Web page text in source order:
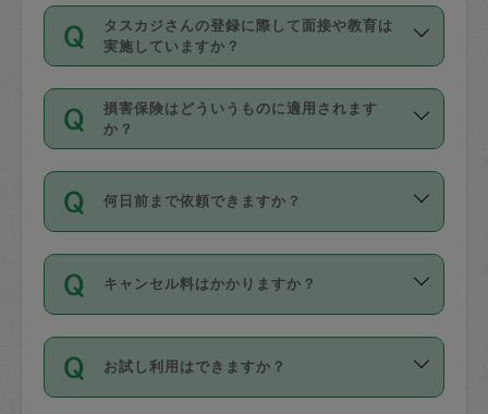
動計算で表示されます。
開始時間を２時間前後変更することが可
能です。依頼送信後、個別にタスカジさ
んにメッセージを送り調整してくださ
い。ただし、２時間を越えての調整はで
時間も被らない場合、損害保険の対象外
する前にタスカジさんのプロフィールで
確認してください。
基本的に、高所での作業や危険作業、屋
外での作業は対象外です。
主婦として長年の家事経験をお持ちの
方、栄養士・調理師といった資格者で保
育園や学校の給食やレストランで料理関
係の専門職に従事されていた方、日本で
すでにハウスキーパーや英語の先生とし
てお仕事をしているフィリピン出身の
社員など様々なバックグラウンドの方が
登録しています。
日本語も話せる方など様々です。
ールに記載していますので、各自の得意
タスカジさんの登録に際して面接や教育は
実施していますか？
応募の際に、各自事務局との面接と説明
を行っています。その後、身分証明書の
写真提出をしていただいています。外国
確認しています。タスカジさんトレーニ
ング動画を使ったセルフトレーニングの
現場トライアルを受け、合格したタスカ
ジさんが活動されています。
※テストセンターの講評は１件目のレビュ
損害保険はどういうものに適用されます
か？
依頼者とタスカジさんとの間でタスカジ
を通して成立した作業時間内での作業に
適用されます。作業範囲は、掃除、洗
です。作業中に物を壊したり、人にけが
をさせたりした場合が対象で、補償金額
す。
何日前まで依頼できますか？
ご依頼は、現在を起点に3日後（72時間
以降）の日時から受付可能となっていま
す。
タスカジさんへ「募集」をかけることが
可能です。
キャンセル料はかかりますか？
キャンセル料には、以下の2種類がありま
す。
お試し利用はできますか？